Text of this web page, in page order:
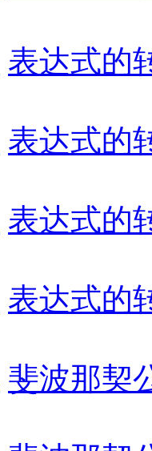
表达式的
表达式的
表达式的
表达式的
斐波那契